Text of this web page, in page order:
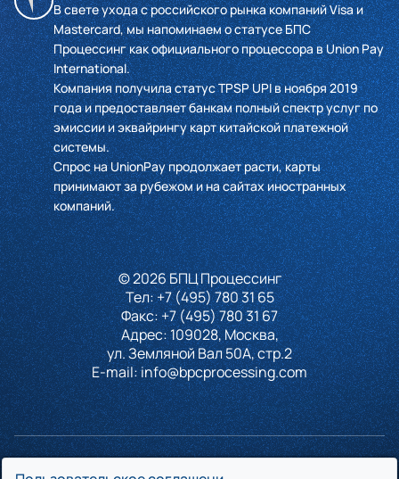
В свете ухода с российского рынка компаний Visa и
Mastercard, мы напоминаем о статусе БПС
Процессинг как официального процессора в Union Pay
International.
Компания получила статус TPSP UPI в ноября 2019
года и предоставляет банкам полный спектр услуг по
эмиссии и эквайрингу карт китайской платежной
системы.
Спрос на UnionPay продолжает расти, карты
принимают за рубежом и на сайтах иностранных
компаний.
© 2026 БПЦ Процессинг
Тел:+7 (495) 780 31 65
Факс:+7 (495) 780 31 67
Адрес: 109028, Москва,
ул. Земляной Вал 50А, стр.2
E-mail:info@bpcprocessing.com
БПЦ Процессинг является сертифицированным участником платёжных